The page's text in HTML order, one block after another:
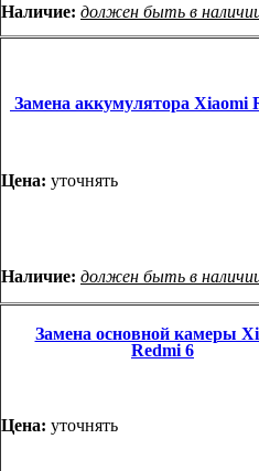
Наличие: должен быть в
Замена аккумулятора Xiaomi
Цена: уточнять
Наличие: должен быть в
Замена основной камеры
Redmi 6
Цена: уточнять